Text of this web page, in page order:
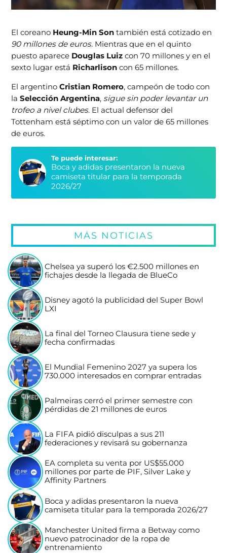
El coreano Heung-Min Son también está cotizado en
90 millones de euros. Mientras que en el quinto
puesto aparece Douglas Luiz con 70 millones y en el
sexto lugar está Richarlison con 65 millones.
El argentinoCristian Romero, campeón de todo con
laSelección Argentina, sigue sin poder levantar un
trofeo a nivel clubes. El actual defensor del
Tottenham está séptimo con un valor de 65 millones
de euros.
Te puede interesar:
Boca y adidas presentaron la nueva
camiseta titular para la temporada
2026/27
MÁS NOTICIAS
Chelsea ya superó los €2.500 millones en
fichajes desde la llegada de BlueCo
Disney agotó la publicidad del Super Bowl
LXI
La final del Torneo Clausura tiene sede y
fecha confirmadas
El Mundial Femenino 2027 ya supera los
730.000 interesados en comprar entradas
Palmeiras cerró el primer semestre con
pérdidas de 21 millones de euros
La FIFA pidió disculpas a sus 211
federaciones y revisará su gobernanza
EA completa su venta por US$55.000
millones por parte de PIF, Silver Lake y
Affinity Partners
Boca y adidas presentaron la nueva
camiseta titular para la temporada 2026/27
Manchester United firma a Betway como
nuevo patrocinador de la ropa de
entrenamiento